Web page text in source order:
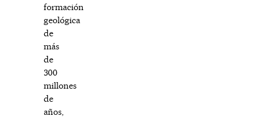
formación
geológica
de
más
de
300
millones
de
años,